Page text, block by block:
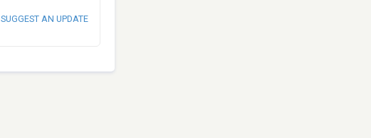
SUGGEST AN UPDATE